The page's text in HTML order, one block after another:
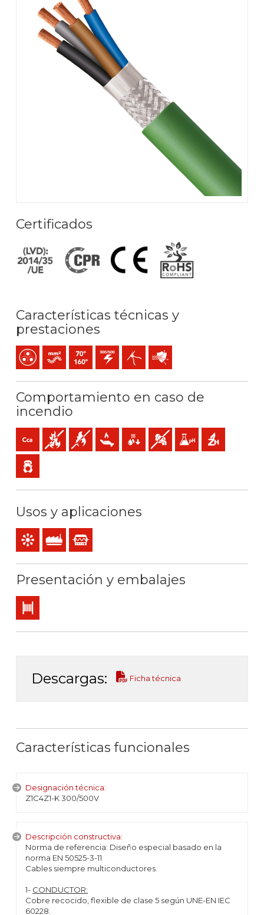
Certificados
Características técnicas y
prestaciones
MultipolarConductor flexible (clase 5) mm2
Temperatura máx. servicio: 70ºC / 160ºC
300 / 500 V C.A.
Fácil peladoProtección frente a
Comportamiento en caso de
incendio
Cca-s1b,d1,a1 (reacción al fuego)
No propagador de incendio
No propagador de la llama
Baja emisión de calor
Reducida caída de gotas inflamables
Baja emisión y opacidad de
Baja acidez y
Libre de
Baja emisión de gases tóxicos
Usos y aplicaciones
Mando y control
Uso industrialInstrumentación
Presentación y embalajes
Bobina
Descargas: Ficha técnica
Características funcionales
Designación técnica:
Z1C4Z1-K 300/500V
Descripción constructiva:
Norma de referencia: Diseño especial basado en la
norma EN 50525-3-11
Cables siempre multiconductores.
1- CONDUCTOR:
Cobre recocido, flexible de clase 5 según UNE-EN IEC
60228.